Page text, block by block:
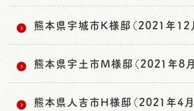
熊本県宇城市K様邸（2021年12
熊本県宇土市M様邸（2021年8月
熊本県人吉市H様邸（2021年4月